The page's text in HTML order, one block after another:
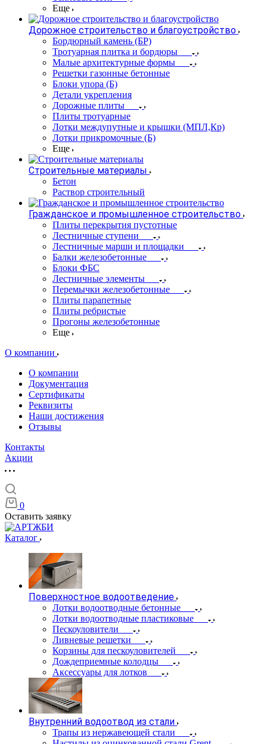
Еще
Дорожное строительство и благоустройство
Бордюрный камень (БР)
Тротуарная плитка и бордюры
Малые архитектурные формы
Решетки газонные бетонные
Блоки упора (Б)
Детали укрепления
Дорожные плиты
Плиты тротуарные
Лотки междупутные и крышки (МПЛ,Кр)
Лотки прикромочные (Б)
Еще
Строительные материалы
Бетон
Раствор строительный
Гражданское и промышленное строительство
Плиты перекрытия пустотные
Лестничные ступени
Лестничные марши и площадки
Балки железобетонные
Блоки ФБС
Лестничные элементы
Перемычки железобетонные
Плиты парапетные
Плиты ребристые
Прогоны железобетонные
Еще
О компании
О компании
Документация
Сертификаты
Реквизиты
Наши достижения
Отзывы
Контакты
Акции
0
Оставить заявку
Каталог
Поверхностное водоотведение
Лотки водоотводные бетонные
Лотки водоотводные пластиковые
Пескоуловители
Ливневые решетки
Корзины для пескоуловителей
Дождеприемные колодцы
Аксессуары для лотков
Внутренний водоотвод из стали
Трапы из нержавеющей стали